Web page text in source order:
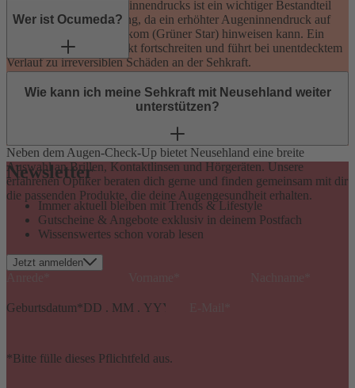
Die Messung des Augeninnendrucks ist ein wichtiger Bestandteil
der Vorsorgeuntersuchung, da ein erhöhter Augeninnendruck auf
Erkrankungen wie Glaukom (Grüner Star) hinweisen kann. Ein
Glaukom kann unbemerkt fortschreiten und führt bei unentdecktem
Verlauf zu irreversiblen Schäden an der Sehkraft.
Wer ist Ocumeda?
Unternehmen arbeitet mit Augenärztinnen und Augenärzten
zusammen, die die Untersuchungsergebnisse aus dem Augen-
Wie kann ich meine Sehkraft mit Neusehland weiter
unterstützen?
Neben dem Augen-Check-Up bietet Neusehland eine breite
Auswahl an Brillen, Kontaktlinsen und Hörgeräten. Unsere
erfahrenen Optiker beraten dich gerne und finden gemeinsam mit dir
die passenden Produkte, die deine Augengesundheit erhalten.
Newsletter
Immer aktuell bleiben mit Trends & Lifestyle
Gutscheine & Angebote exklusiv in deinem Postfach
Wissenswertes schon vorab lesen
Jetzt anmelden
Geburtsdatum*
*Bitte fülle dieses Pflichtfeld aus.